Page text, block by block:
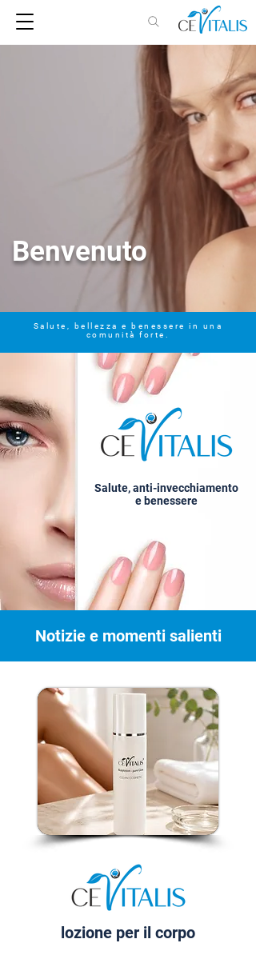
Benvenuto
Salute, bellezza e benessere in una
comunità forte.
Salute, anti-invecchiamento
e benessere
Notizie e momenti salienti
lozione per il corpo